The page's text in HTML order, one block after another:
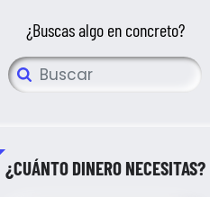
¿Buscas algo en concreto?
¿CUÁNTO DINERO NECESITAS?